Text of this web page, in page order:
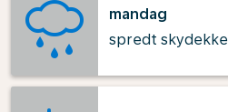
mandag
spredt skydekke